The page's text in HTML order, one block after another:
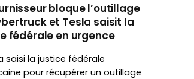
bloque l’outillage
et Tesla saisit la
fédérale en urgence
saisi la justice fédérale
pour récupérer un outillage